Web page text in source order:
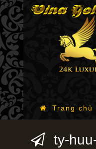
Trang chủ
ty-